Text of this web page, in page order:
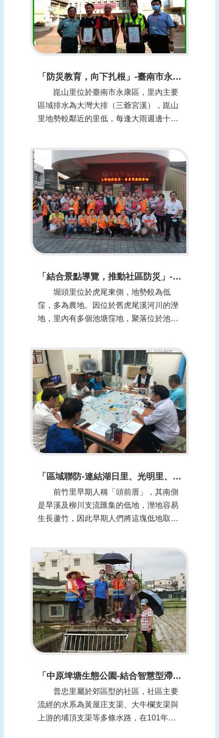
「防災教育，向下扎根」-臺南市永康區崑山里
崑山里位於臺南市永康區，里內主要
區域排水為大灣大排（三爺宮溪），崑山
里地勢較鄰近的里低，每逢大雨週邊十餘
區的崑山里鑑於每次積淹水時，車輛強行
通過造成波浪，直接影響道路兩旁住家及
店家，今(109)年擴大佈設警示帶盒子，並
加強...
「結合景點導覽，推動社區防災」-雲林縣虎尾鎮堀頭社區
堀頭里位於虎尾東側，地勢較為低
窪，多為農地。因位於舊虎尾溪河川的溼
地，里內有多個池塘窪地，聚落位於池塘
區於104年成立水患自主防災社區，獲得
經濟部水利署評鑑為105年優等社區，及
106年、107年、108年特優社區，在成
績...
「區域聯防-連結湖日里、光明里、仁德里聯防」-臺中市烏日區前竹里
前竹里早期人稱「頭前厝」，其南側
是旱溪及柳川支流匯集的低地，溼地容易
生長蘆竹，因此早期人們將這塊低地取名
村，從原地名中各摘取一字，即為「前
竹」名稱的由來，里內有許多中小型企業
工廠，讓前竹里同時擁有農村樸實與工業
化的兩種風貌，...
「中原埤塘生態公園-結合智慧型滯洪池」-桃園市中壢區普忠里
普忠里屬於郊區型的社區，社區主要
流經的水系為黃屋庄支渠、大牛欄支渠與
上游的埔頂支渠等多條水路，在101年、